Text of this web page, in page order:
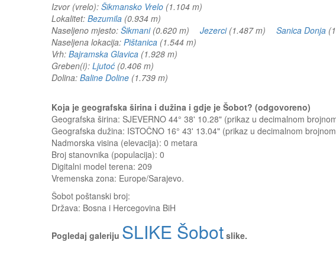
Izvor (vrelo): Šikmansko Vrelo (1.104 m)
Lokalitet: Bezumila (0.934 m)
Naseljeno mjesto: Šikmani(0.620 m) Jezerci(1.487 m) Sanica Donja
Naseljena lokacija: Pištanica (1.544 m)
Vrh: Bajramska Glavica (1.928 m)
Greben(i): Ljutoć (0.406 m)
Dolina: Baline Doline (1.739 m)
Koja je geografska širina i dužina i gdje je Šobot? (odgovoreno)
Geografska širina: SJEVERNO 44° 38' 10.28" (prikaz u decimalnom
Geografska dužina: ISTOČNO 16° 43' 13.04" (prikaz u decimalnom
Nadmorska visina (elevacija): 0 metara
Broj stanovnika (populacija): 0
Digitalni model terena: 209
Vremenska zona: Europe/Sarajevo.
Šobot poštanski broj:
Država: Bosna i Hercegovina BiH
Pogledaj galeriju SLIKE Šobot slike.